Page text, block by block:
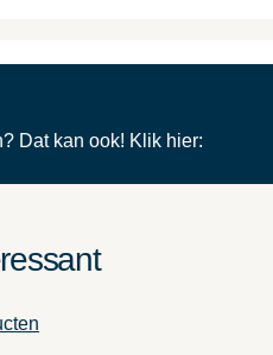
Dat kan ook! Klik hier: